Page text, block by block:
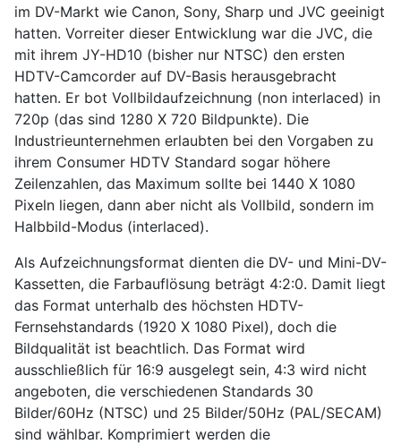
im DV-Markt wie Canon, Sony, Sharp und JVC geeinigt
hatten. Vorreiter dieser Entwicklung war die JVC, die
mit ihrem JY-HD10 (bisher nur NTSC) den ersten
HDTV-Camcorder auf DV-Basis herausgebracht
hatten. Er bot Vollbildaufzeichnung (non interlaced) in
720p (das sind 1280 X 720 Bildpunkte). Die
Industrieunternehmen erlaubten bei den Vorgaben zu
ihrem Consumer HDTV Standard sogar höhere
Zeilenzahlen, das Maximum sollte bei 1440 X 1080
Pixeln liegen, dann aber nicht als Vollbild, sondern im
Halbbild-Modus (interlaced).
Als Aufzeichnungsformat dienten die DV- und Mini-DV-
Kassetten, die Farbauflösung beträgt 4:2:0. Damit liegt
das Format unterhalb des höchsten HDTV-
Fernsehstandards (1920 X 1080 Pixel), doch die
Bildqualität ist beachtlich. Das Format wird
ausschließlich für 16:9 ausgelegt sein, 4:3 wird nicht
angeboten, die verschiedenen Standards 30
Bilder/60Hz (NTSC) und 25 Bilder/50Hz (PAL/SECAM)
sind wählbar. Komprimiert werden die